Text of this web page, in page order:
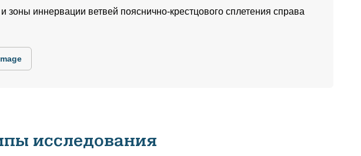
иннервации ветвей пояснично-крестцового сплетения справа
исследования